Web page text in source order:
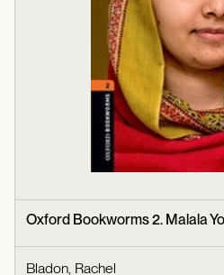
Oxford Bookworms 2. Malala
Bladon, Rachel